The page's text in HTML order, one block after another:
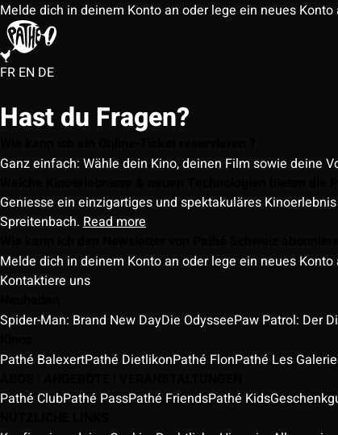
Melde dich in deinem Konto an oder lege ein neues
FR EN DE
Hast du Fragen?
Ganz einfach: Wähle dein Kino, deinen Film sowie deine
Geniesse ein einzigartiges und spektakuläres
Spreitenbach. Read more
Melde dich in deinem Konto an oder lege ein neues
Kontaktiere uns
Spider-Man: Brand New DayDie OdysseePaw Patrol: Der
Pathé BalexertPathé DietlikonPathé FlonPathé Les
Pathé ClubPathé PassPathé FriendsPathé Kids